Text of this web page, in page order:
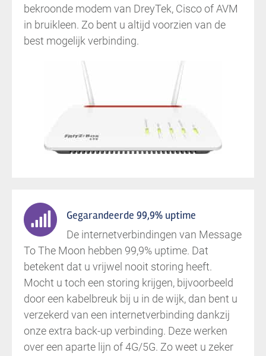
bekroonde modem van DreyTek, Cisco of AVM
in bruikleen. Zo bent u altijd voorzien van de
best mogelijk verbinding.
Gegarandeerde 99,9% uptime
De internetverbindingen van Message
To The Moon hebben 99,9% uptime. Dat
betekent dat u vrijwel nooit storing heeft.
Mocht u toch een storing krijgen, bijvoorbeeld
door een kabelbreuk bij u in de wijk, dan bent u
verzekerd van een internetverbinding dankzij
onze extra back-up verbinding. Deze werken
over een aparte lijn of 4G/5G. Zo weet u zeker